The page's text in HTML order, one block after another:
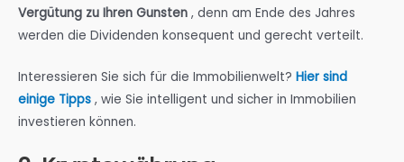
Vergütung zu Ihren Gunsten , denn am Ende des Jahres
werden die Dividenden konsequent und gerecht verteilt.
Interessieren Sie sich für die Immobilienwelt? Hier sind
einige Tipps , wie Sie intelligent und sicher in Immobilien
investieren können.